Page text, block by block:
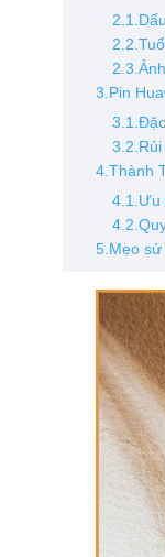
3.Pin
4.Thành
4.1.Ưu
5.Mẹo sử